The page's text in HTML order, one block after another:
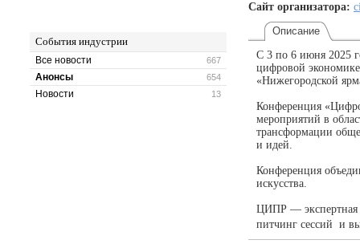
События индустрии
667
Все новости
654
Анонсы
13
Новости
Сайт организатора:
Описание
С 3 по 6 июня 2025
цифровой
«Нижегородской
Конференция
мероприятий в
трансформации
и идей.
Конференция
искусства.
ЦИПР — экспертная
питчинг сессий и